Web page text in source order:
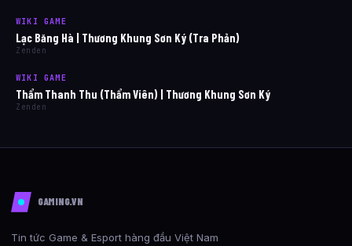
WIKI GAME
Lạc Băng Hà | Thương Khung Sơn Ký (Tra Phản)
Zenden
WIKI GAME
Thẩm Thanh Thu (Thẩm Viên) | Thương Khung Sơn Ký
Zenden
GAMING.VN
Tin tức Game & Esport hàng đầu Việt Nam